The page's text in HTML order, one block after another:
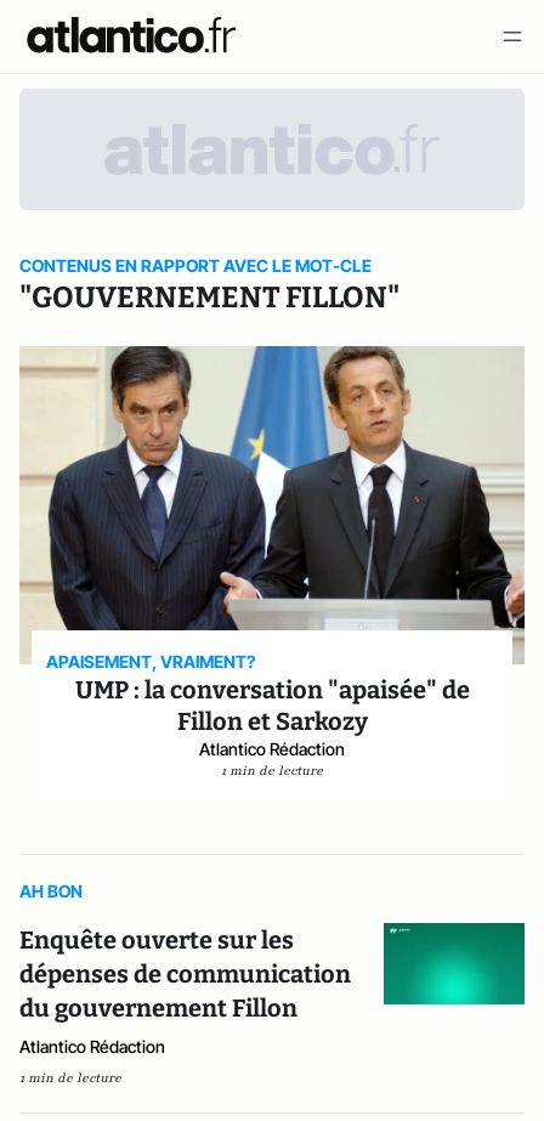
CONTENUS EN RAPPORT AVEC LE MOT-CLE
"GOUVERNEMENT FILLON"
APAISEMENT, VRAIMENT?
UMP : la conversation "apaisée" de
Fillon et Sarkozy
Atlantico Rédaction
1 min de lecture
AH BON
Enquête ouverte sur les
dépenses de communication
du gouvernement Fillon
Atlantico Rédaction
1 min de lecture